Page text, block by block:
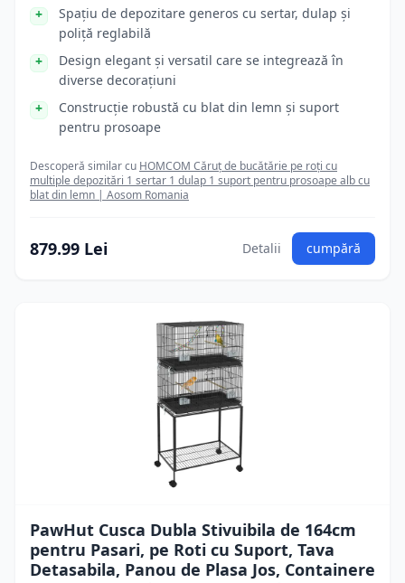
Spațiu de depozitare generos cu sertar, dulap și
poliță reglabilă
Design elegant și versatil care se integrează în
diverse decorațiuni
Construcție robustă cu blat din lemn și suport
pentru prosoape
Descoperă similar cu HOMCOM Căruț de bucătărie pe roți cu
multiple depozitări 1 sertar 1 dulap 1 suport pentru prosoape alb cu
blat din lemn | Aosom Romania
879.99 Lei Detalii cumpără
PawHut Cusca Dubla Stivuibila de 164cm
pentru Pasari, pe Roti cu Suport, Tava
Detasabila, Panou de Plasa Jos, Containere